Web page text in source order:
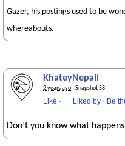
Gazer, his postings used to be
whereabouts.
KhateyNepali
2 years ago· Snapshot 58
Like · Liked by · Be
Don’t you know what